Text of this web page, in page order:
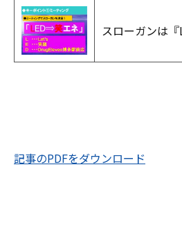
スローガンは
記事のPDFをダウンロード